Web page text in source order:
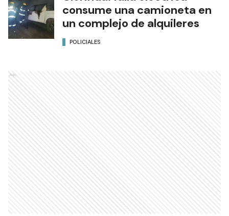
consume una camioneta en
un complejo de alquileres
POLICIALES
Ads